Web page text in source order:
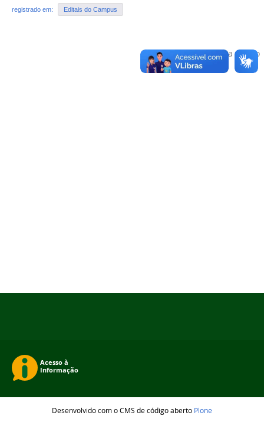
registrado em: Editais do Campus
Voltar para o topo
Desenvolvido com o CMS de código aberto Plone